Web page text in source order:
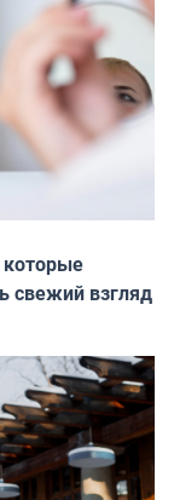
которые
свежий взгляд